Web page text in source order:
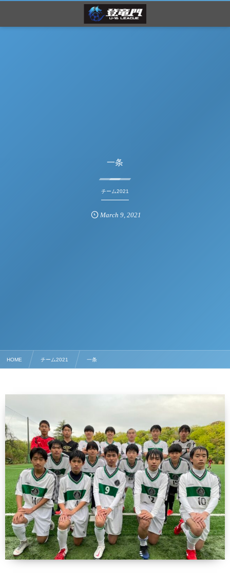
一条
チーム2021
March 9, 2021
HOME チーム2021 一条